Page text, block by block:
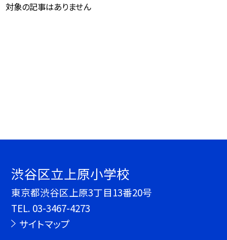
対象の記事はありません
渋谷区立上原小学校
東京都渋谷区上原3丁目13番20号
TEL. 03-3467-4273
サイトマップ